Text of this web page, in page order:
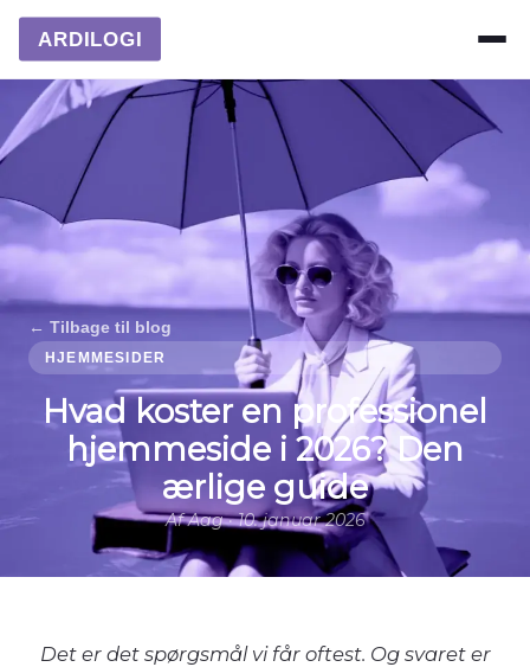
ARDILOGI
← Tilbage til blog
HJEMMESIDER
Hvad koster en professionel
hjemmeside i 2026? Den
ærlige guide
Af Aag · 10. januar 2026
Det er det spørgsmål vi får oftest. Og svaret er